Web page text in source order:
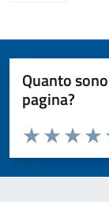
Quanto
pagina?
Valuta da 1 a 5
Valuta
Valuta 2
Valuta 1 stelle